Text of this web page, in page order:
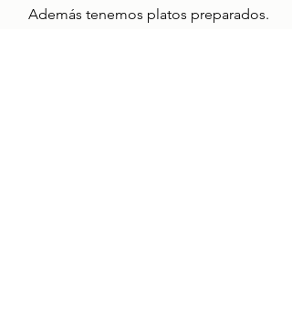
Además tenemos platos preparados.